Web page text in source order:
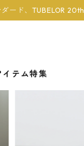
ード、TUBELOR 20th
イテム特集